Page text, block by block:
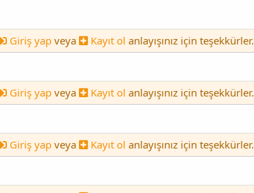
Giriş yap veya Kayıt ol anlayışınız için teşekkürler.
Giriş yap veya Kayıt ol anlayışınız için teşekkürler.
Giriş yap veya Kayıt ol anlayışınız için teşekkürler.